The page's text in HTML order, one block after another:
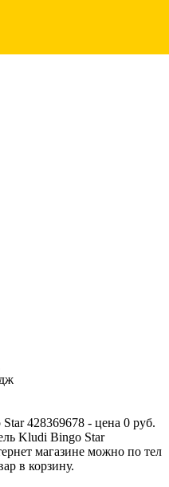
428369678 - цена 0 руб.
Kludi Bingo Star
магазине можно по тел
в корзину.